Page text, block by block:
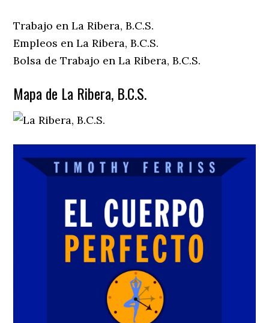
Trabajo en La Ribera, B.C.S.
Empleos en La Ribera, B.C.S.
Bolsa de Trabajo en La Ribera, B.C.S.
Mapa de La Ribera, B.C.S.